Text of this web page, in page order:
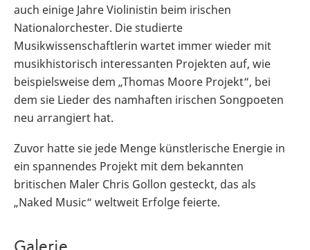
auch einige Jahre Violinistin beim irischen
Nationalorchester. Die studierte
Musikwissenschaftlerin wartet immer wieder mit
musikhistorisch interessanten Projekten auf, wie
beispielsweise dem „Thomas Moore Projekt“, bei
dem sie Lieder des namhaften irischen Songpoeten
neu arrangiert hat.
Zuvor hatte sie jede Menge künstlerische Energie in
ein spannendes Projekt mit dem bekannten
britischen Maler Chris Gollon gesteckt, das als
„Naked Music“ weltweit Erfolge feierte.